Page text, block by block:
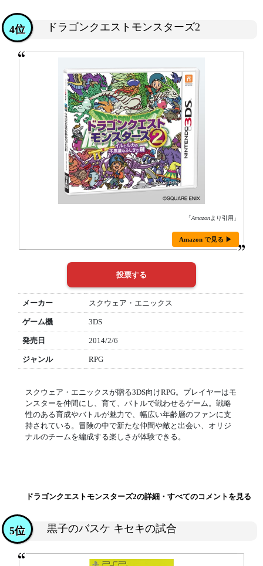
ドラゴンクエストモンスターズ2
4位
「Amazonより引用」
Amazon で見る ▶
メーカー スクウェア・エニックス
ゲーム機 3DS
発売日 2014/2/6
ジャンル RPG
スクウェア・エニックスが贈る3DS向けRPG。プレイヤーはモ
ンスターを仲間にし、育て、バトルで戦わせるゲーム。戦略
性のある育成やバトルが魅力で、幅広い年齢層のファンに支
持されている。冒険の中で新たな仲間や敵と出会い、オリジ
ナルのチームを編成する楽しさが体験できる。
ドラゴンクエストモンスターズ2の詳細・すべてのコメントを見る
黒子のバスケ キセキの試合
5位